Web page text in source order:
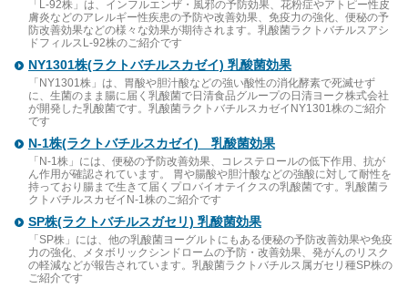
「L-92株」は、インフルエンザ・風邪の予防効果、花粉症やアトピー性皮
膚炎などのアレルギー性疾患の予防や改善効果、免疫力の強化、便秘の予
防改善効果などの様々な効果が期待されます。乳酸菌ラクトバチルスアシ
ドフィルスL-92株のご紹介です
NY1301株(ラクトバチルスカゼイ) 乳酸菌効果
「NY1301株」は、胃酸や胆汁酸などの強い酸性の消化酵素で死滅せず
に、生菌のまま腸に届く乳酸菌で日清食品グループの日清ヨーク株式会社
が開発した乳酸菌です。乳酸菌ラクトバチルスカゼイNY1301株のご紹介
です
N-1株(ラクトバチルスカゼイ) 乳酸菌効果
「N-1株」には、便秘の予防改善効果、コレステロールの低下作用、抗が
ん作用が確認されています。 胃や腸酸や胆汁酸などの強酸に対して耐性を
持っており腸まで生きて届くプロバイオテイクスの乳酸菌です。乳酸菌ラ
クトバチルスカゼイN-1株のご紹介です
SP株(ラクトバチルスガセリ) 乳酸菌効果
「SP株」には、他の乳酸菌ヨーグルトにもある便秘の予防改善効果や免疫
力の強化、メタボリックシンドロームの予防・改善効果、発がんのリスク
の軽減などが報告されています。乳酸菌ラクトバチルス属ガセリ種SP株の
ご紹介です